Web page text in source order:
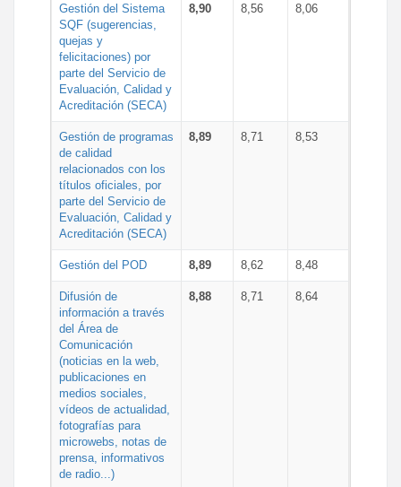
Gestión del Sistema
SQF (sugerencias,
quejas y
felicitaciones) por
parte del Servicio de
Evaluación, Calidad y
Acreditación (SECA)
8,90 8,56 8,06
Gestión de programas
de calidad
relacionados con los
títulos oficiales, por
parte del Servicio de
Evaluación, Calidad y
Acreditación (SECA)
8,89 8,71 8,53
Gestión del POD 8,89 8,62 8,48
Difusión de
información a través
del Área de
Comunicación
(noticias en la web,
publicaciones en
medios sociales,
vídeos de actualidad,
fotografías para
microwebs, notas de
prensa, informativos
de radio...)
8,88 8,71 8,64